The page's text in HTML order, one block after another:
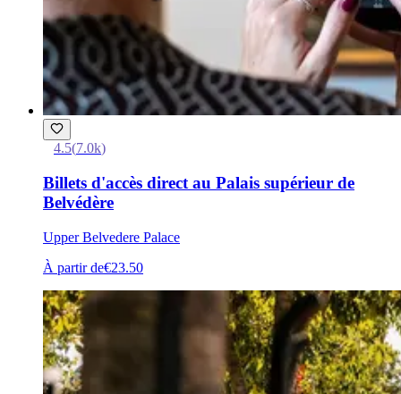
4.5(7.0k)
Billets d'accès direct au Palais supérieur de
Belvédère
Upper Belvedere Palace
À partir de€23.50